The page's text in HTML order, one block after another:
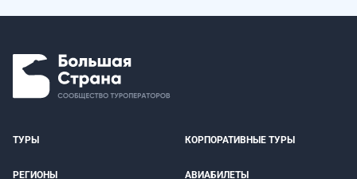
ТУРЫ КОРПОРАТИВНЫЕ ТУРЫ
РЕГИОНЫ АВИАБИЛЕТЫ